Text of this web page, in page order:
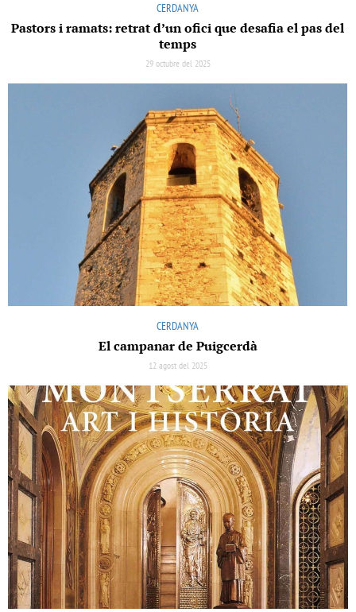
CERDANYA
Pastors i ramats: retrat d’un ofici que desafia el pas del
temps
29 octubre del 2025
CERDANYA
El campanar de Puigcerdà
12 agost del 2025